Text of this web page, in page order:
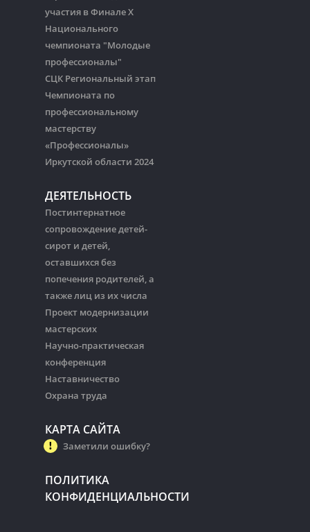
участия в Финале Х
Национального
чемпионата "Молодые
профессионалы"
СЦК Региональный этап
Чемпионата по
профессиональному
мастерству
«Профессионалы»
Иркутской области 2024
ДЕЯТЕЛЬНОСТЬ
Постинтернатное
сопровождение детей-
сирот и детей,
оставшихся без
попечения родителей, а
также лиц из их числа
Проект модернизации
мастерских
Научно-практическая
конференция
Наставничество
Охрана труда
КАРТА САЙТА
Заметили ошибку?
ПОЛИТИКА
КОНФИДЕНЦИАЛЬНОСТИ